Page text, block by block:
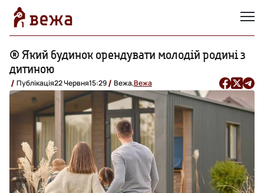
® Який будинок орендувати молодій родині з
дитиною
Публікація22 Червня15:29 Вежа,Вежа